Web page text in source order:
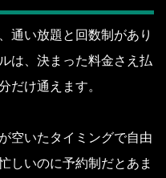
通い放題と回数制があり
は、決まった料金さえ払
だけ通えます。
空いたタイミングで自由
しいのに予約制だとあま